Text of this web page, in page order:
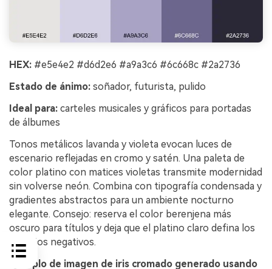
HEX: #e5e4e2 #d6d2e6 #a9a3c6 #6c668c #2a2736
Estado de ánimo: soñador, futurista, pulido
Ideal para: carteles musicales y gráficos para portadas
de álbumes
Tonos metálicos lavanda y violeta evocan luces de
escenario reflejadas en cromo y satén. Una paleta de
color platino con matices violetas transmite modernidad
sin volverse neón. Combina con tipografía condensada y
gradientes abstractos para un ambiente nocturno
elegante. Consejo: reserva el color berenjena más
oscuro para títulos y deja que el platino claro defina los
espacios negativos.
Ejemplo de imagen de iris cromado generado usando